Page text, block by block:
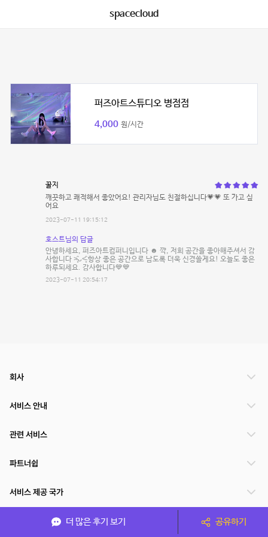
spacecloud
퍼즈아트스튜디오 병점점
4,000 원/시간
꿀지
깨끗하고 쾌적해서 좋았어요! 관리자님도 친절하십니다💗💗 또 가고 싶
어요
2023-07-11 19:15:12
호스트님의 답글
안녕하세요, 퍼즈아트컴퍼니입니다 ☻ 꺅, 저희 공간을 좋아해주셔서 감
사합니다 ˃̵͈̑ᴗ˂̵͈̑ 항상 좋은 공간으로 남도록 더욱 신경쓸게요! 오늘도 좋은
하루되세요. 감사합니다💙💙
2023-07-11 20:54:17
더 많은 후기 보기 공유하기
회사
서비스 안내
관련 서비스
파트너쉽
서비스 제공 국가